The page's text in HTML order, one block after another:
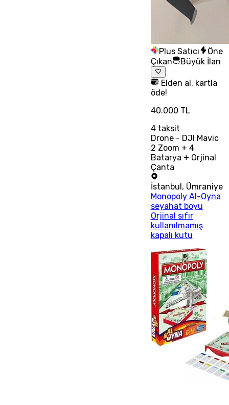
Plus Satıcı
Öne
Çıkan
Büyük İlan
Elden al, kartla
öde!
40.000 TL
4taksit
Drone - DJI Mavic
2 Zoom + 4
Batarya + Orjinal
Çanta
İstanbul, Ümraniye
Monopoly Al-Oyna
seyahat boyu
Orjinal sıfır
kullanılmamış
kapalı kutu